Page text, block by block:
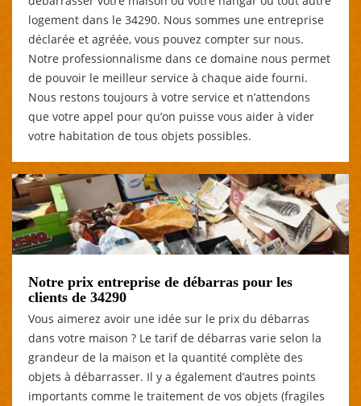
logement dans le 34290. Nous sommes une entreprise
déclarée et agréée, vous pouvez compter sur nous.
Notre professionnalisme dans ce domaine nous permet
de pouvoir le meilleur service à chaque aide fourni.
Nous restons toujours à votre service et n’attendons
que votre appel pour qu’on puisse vous aider à vider
votre habitation de tous objets possibles.
Notre prix entreprise de débarras pour les
clients de 34290
Vous aimerez avoir une idée sur le prix du débarras
dans votre maison ? Le tarif de débarras varie selon la
grandeur de la maison et la quantité complète des
objets à débarrasser. Il y a également d’autres points
importants comme le traitement de vos objets (fragiles